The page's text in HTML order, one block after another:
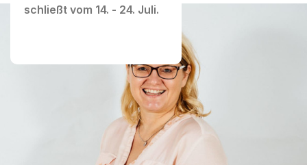
schließt vom 14. - 24. Juli.